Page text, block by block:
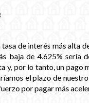
de interés más alta
baja de 4.625% sería
y, por lo tanto, un pago
el plazo de
por pagar más